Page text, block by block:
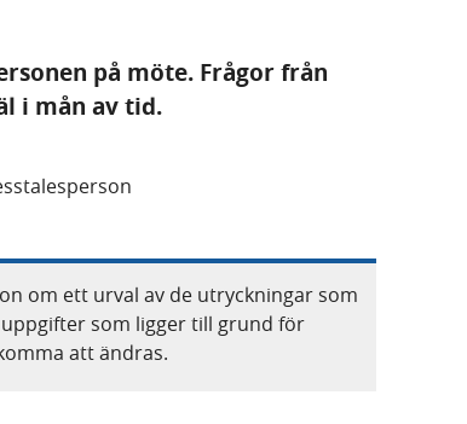
på möte. Frågor från
i mån av tid.
om ett urval av de utryckningar som
som ligger till grund för
att ändras.